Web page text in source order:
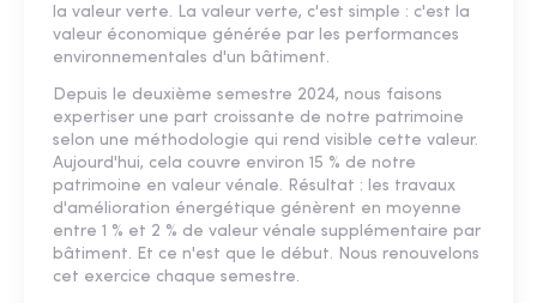
la valeur verte. La valeur verte, c'est simple : c'est la
valeur économique générée par les performances
environnementales d'un bâtiment.
Depuis le deuxième semestre 2024, nous faisons
expertiser une part croissante de notre patrimoine
selon une méthodologie qui rend visible cette valeur.
Aujourd'hui, cela couvre environ 15 % de notre
patrimoine en valeur vénale. Résultat : les travaux
d'amélioration énergétique génèrent en moyenne
entre 1 % et 2 % de valeur vénale supplémentaire par
bâtiment. Et ce n'est que le début. Nous renouvelons
cet exercice chaque semestre.